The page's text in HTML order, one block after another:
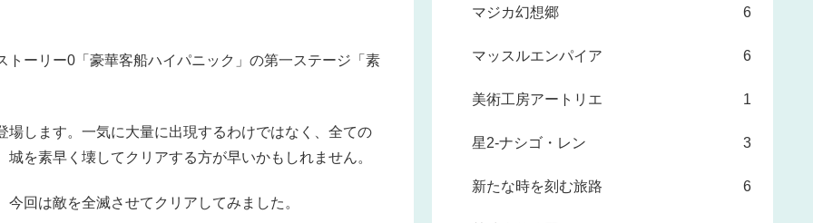
ーリー0「豪華客船ハイパニック」の第一ステージ「素
します。一気に大量に出現するわけではなく、全ての
を素早く壊してクリアする方が早いかもしれません。
回は敵を全滅させてクリアしてみました。
マジカ幻想郷 6
マッスルエンパイア 6
美術工房アートリエ 1
星2-ナシゴ・レン 3
新たな時を刻む旅路 6